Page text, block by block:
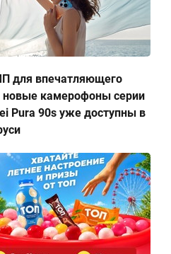
для впечатляющего
новые камерофоны серии
Pura 90s уже доступны в